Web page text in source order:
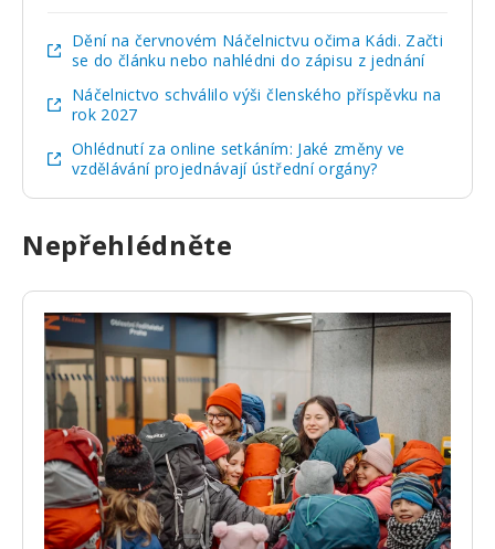
Dění na červnovém Náčelnictvu očima Kádi. Začti
se do článku nebo nahlédni do zápisu z jednání
Náčelnictvo schválilo výši členského příspěvku na
rok 2027
Ohlédnutí za online setkáním: Jaké změny ve
vzdělávání projednávají ústřední orgány?
Nepřehlédněte